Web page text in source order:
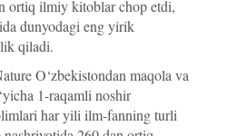
ortiq ilmiy kitoblar chop etdi,
dunyodagi eng yirik
qiladi.
O‘zbekistondan maqola va
1-raqamli noshir
har yili ilm-fanning turli